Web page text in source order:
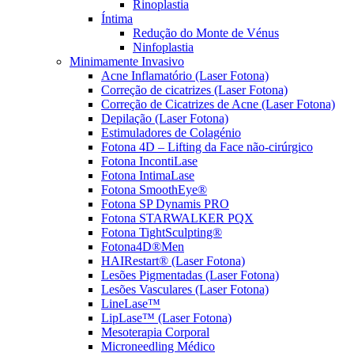
Rinoplastia
Íntima
Redução do Monte de Vénus
Ninfoplastia
Minimamente Invasivo
Acne Inflamatório (Laser Fotona)
Correção de cicatrizes (Laser Fotona)
Correção de Cicatrizes de Acne (Laser Fotona)
Depilação (Laser Fotona)
Estimuladores de Colagénio
Fotona 4D – Lifting da Face não-cirúrgico
Fotona IncontiLase
Fotona IntimaLase
Fotona SmoothEye®
Fotona SP Dynamis PRO
Fotona STARWALKER PQX
Fotona TightSculpting®
Fotona4D®Men
HAIRestart® (Laser Fotona)
Lesões Pigmentadas (Laser Fotona)
Lesões Vasculares (Laser Fotona)
LineLase™
LipLase™ (Laser Fotona)
Mesoterapia Corporal
Microneedling Médico